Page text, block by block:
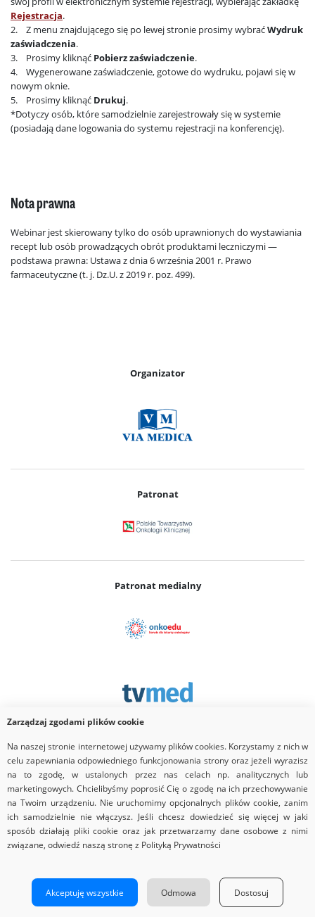
Rejestracja.
2. Z menu znajdującego się po lewej stronie prosimy wybraćWydruk
zaświadczenia.
3. Prosimy kliknąć Pobierz zaświadczenie.
4. Wygenerowane zaświadczenie, gotowe do wydruku, pojawi się w
nowym oknie.
5. Prosimy kliknąć Drukuj.
*Dotyczy osób, które samodzielnie zarejestrowały się w systemie
(posiadają dane logowania do systemu rejestracji na konferencję).
Nota prawna
Webinar jest skierowany tylko do osób uprawnionych do wystawiania
recept lub osób prowadzących obrót produktami leczniczymi —
podstawa prawna: Ustawa z dnia 6 września 2001 r. Prawo
farmaceutyczne (t. j. Dz.U. z 2019 r. poz. 499).
Organizator
Patronat
Patronat medialny
Partner
Strona główna
Nota prawna
Zarządzaj zgodami plików cookie
Na naszej stronie internetowej używamy plików cookies. Korzystamy z nich w
celu zapewniania odpowiedniego funkcjonowania strony oraz jeżeli wyrazisz
na to zgodę, w ustalonych przez nas celach np. analitycznych lub
marketingowych. Chcielibyśmy poprosić Cię o zgodę na ich przechowywanie
na Twoim urządzeniu. Nie uruchomimy opcjonalnych plików cookie, zanim
ich samodzielnie nie włączysz. Jeśli chcesz dowiedzieć się więcej w jaki
sposób działają pliki cookie oraz jak przetwarzamy dane osobowe z nimi
związane, odwiedź naszą stronę z Polityką Prywatności
Akceptuję wszystkie Odmowa Dostosuj